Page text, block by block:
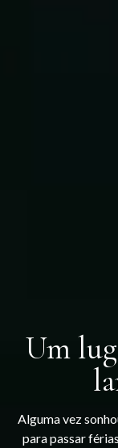
Um
Alguma vez
para passar